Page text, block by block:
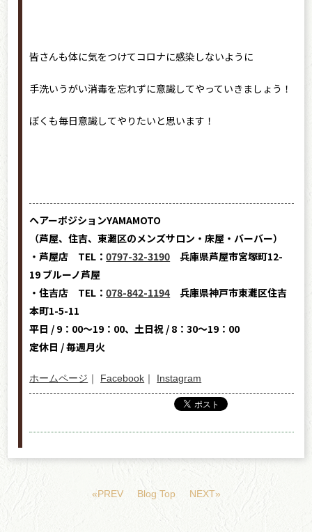
皆さんも体に気をつけてコロナに感染しないように
手洗いうがい消毒を忘れずに意識してやっていきましょう！
ぼくも毎日意識してやりたいと思います！
ヘアーポジションYAMAMOTO
（芦屋、住吉、東灘区のメンズサロン・床屋・バーバー）
・芦屋店 TEL：0797-32-3190 兵庫県芦屋市宮塚町12-
19 ブルーノ芦屋
・住吉店 TEL：078-842-1194 兵庫県神戸市東灘区住吉
本町1-5-11
平日 / 9：00～19：00、土日祝 / 8：30～19：00
定休日 / 毎週月火
ホームページ ｜ Facebook ｜ Instagram
«PREV Blog Top NEXT»